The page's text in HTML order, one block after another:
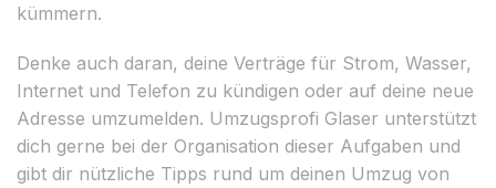
kümmern.
Denke auch daran, deine Verträge für Strom, Wasser,
Internet und Telefon zu kündigen oder auf deine neue
Adresse umzumelden. Umzugsprofi Glaser unterstützt
dich gerne bei der Organisation dieser Aufgaben und
gibt dir nützliche Tipps rund um deinen Umzug von